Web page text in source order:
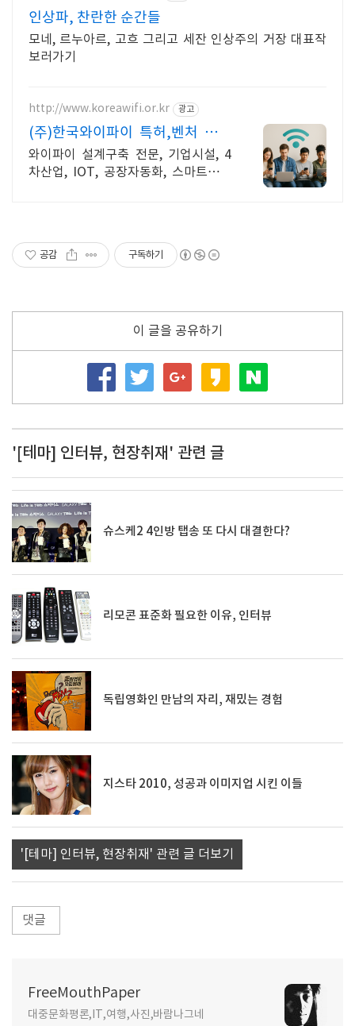
인상파, 찬란한 순간들
모네, 르누아르, 고흐 그리고 세잔 인상주의 거장 대표작
보러가기
http://www.koreawifi.or.kr 광고
(주)한국와이파이 특허,벤처 전문
설치
와이파이 설계구축 전문, 기업시설, 4
차산업, IOT, 공장자동화, 스마트시스
공감 구독하기
이 글을 공유하기
'[테마] 인터뷰, 현장취재' 관련 글
슈스케2 4인방 탭송 또 다시 대결한다?
리모콘 표준화 필요한 이유, 인터뷰
독립영화인 만남의 자리, 재밌는 경험
지스타 2010, 성공과 이미지업 시킨 이들
'[테마] 인터뷰, 현장취재' 관련 글 더보기
댓글
FreeMouthPaper
대중문화평론,IT,여행,사진,바람나그네